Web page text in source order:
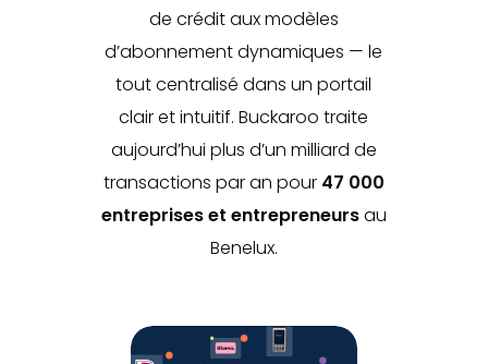
de crédit aux modèles
d’abonnement dynamiques — le
tout centralisé dans un portail
clair et intuitif. Buckaroo traite
aujourd’hui plus d’un milliard de
transactions par an pour 47 000
entreprises et entrepreneursau
Benelux.